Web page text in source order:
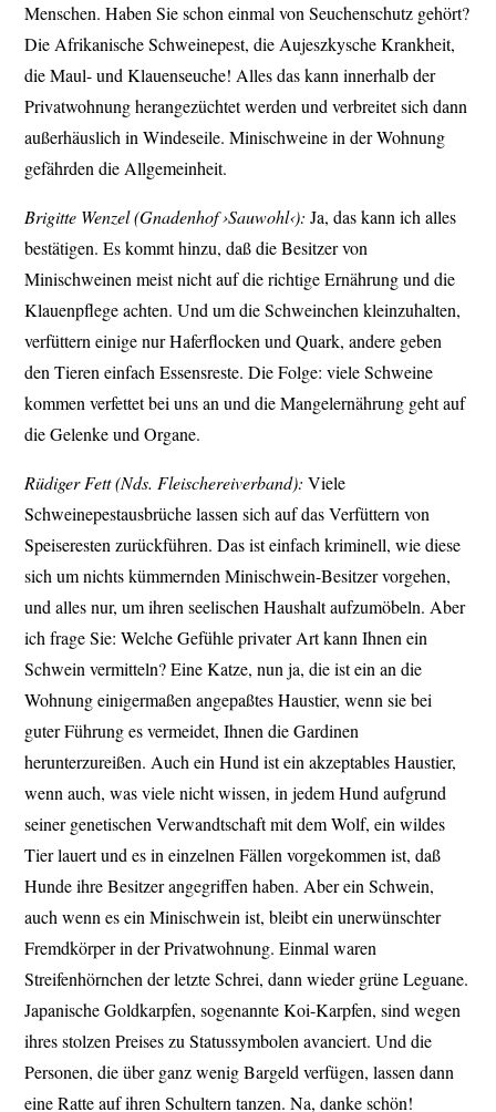
Menschen. Haben Sie schon einmal von Seuchenschutz gehört?
Die Afrikanische Schweinepest, die Aujeszkysche Krankheit,
die Maul- und Klauenseuche! Alles das kann innerhalb der
Privatwohnung herangezüchtet werden und verbreitet sich dann
außerhäuslich in Windeseile. Minischweine in der Wohnung
gefährden die Allgemeinheit.
Brigitte Wenzel (Gnadenhof ›Sauwohl‹):Ja, das kann ich alles
bestätigen. Es kommt hinzu, daß die Besitzer von
Minischweinen meist nicht auf die richtige Ernährung und die
Klauenpflege achten. Und um die Schweinchen kleinzuhalten,
verfüttern einige nur Haferflocken und Quark, andere geben
den Tieren einfach Essensreste. Die Folge: viele Schweine
kommen verfettet bei uns an und die Mangelernährung geht auf
die Gelenke und Organe.
Rüdiger Fett (Nds. Fleischereiverband):Viele
Schweinepestausbrüche lassen sich auf das Verfüttern von
Speiseresten zurückführen. Das ist einfach kriminell, wie diese
sich um nichts kümmernden Minischwein-Besitzer vorgehen,
und alles nur, um ihren seelischen Haushalt aufzumöbeln. Aber
ich frage Sie: Welche Gefühle privater Art kann Ihnen ein
Schwein vermitteln? Eine Katze, nun ja, die ist ein an die
Wohnung einigermaßen angepaßtes Haustier, wenn sie bei
guter Führung es vermeidet, Ihnen die Gardinen
herunterzureißen. Auch ein Hund ist ein akzeptables Haustier,
wenn auch, was viele nicht wissen, in jedem Hund aufgrund
seiner genetischen Verwandtschaft mit dem Wolf, ein wildes
Tier lauert und es in einzelnen Fällen vorgekommen ist, daß
Hunde ihre Besitzer angegriffen haben. Aber ein Schwein,
auch wenn es ein Minischwein ist, bleibt ein unerwünschter
Fremdkörper in der Privatwohnung. Einmal waren
Streifenhörnchen der letzte Schrei, dann wieder grüne Leguane.
Japanische Goldkarpfen, sogenannte Koi-Karpfen, sind wegen
ihres stolzen Preises zu Statussymbolen avanciert. Und die
Personen, die über ganz wenig Bargeld verfügen, lassen dann
eine Ratte auf ihren Schultern tanzen. Na, danke schön!